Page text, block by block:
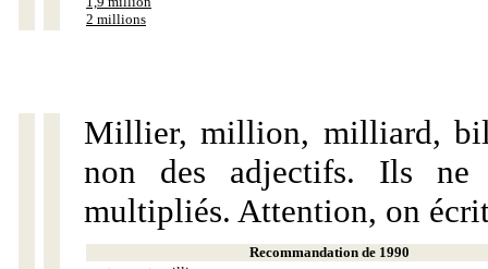
2 millions
Millier, million, milliard,
non des adjectifs. Ils ne
multipliés. Attention, on
Recommandation de 1990